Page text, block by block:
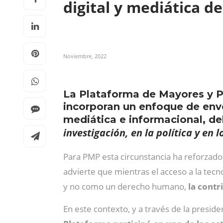
digital y mediática
Noviembre, 2022
La Plataforma de Mayores y
incorporan un enfoque de
mediática e informacional,
investigación, en la política y en
Para PMP esta circunstancia ha
advierte que mientras el acceso a la
y no como un derecho humano, la
En este contexto, y a través de la